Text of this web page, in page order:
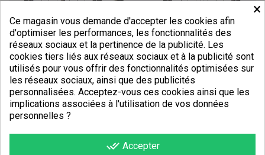
×
Ce magasin vous demande d'accepter les cookies afin
d'optimiser les performances, les fonctionnalités des
réseaux sociaux et la pertinence de la publicité. Les
cookies tiers liés aux réseaux sociaux et à la publicité sont
utilisés pour vous offrir des fonctionnalités optimisées sur
les réseaux sociaux, ainsi que des publicités
personnalisées. Acceptez-vous ces cookies ainsi que les
implications associées à l'utilisation de vos données
personnelles ?
done_all Accepter